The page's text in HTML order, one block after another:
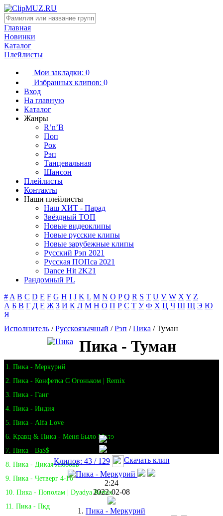
Главная
Новинки
Каталог
Плейлисты
Мои закладки: 0
Избранных клипов: 0
Вход
На главную
Каталог
Жанры
R’n’B
Поп
Рок
Рэп
Танцевальная
Шансон
Плейлисты
Контакты
Наши плейлисты
Наш ХИТ - Парад
Звёздный ТОП
Новые видеоклипы
Новые русские клипы
Новые зарубежные клипы
Русский Рэп 2021
Русская ПОПса 2021
Dance Hit 2K21
Рандомный PL
# A B C D E F G H I J K L M N O P Q R S T U V W X Y Z
А Б В Г Д Е Ж З И К Л М Н О П Р С Т У Ф Х Ц Ч Ш Щ Э Ю
Я
Исполнитель /Русскоязычный /Рэп /Пика / Туман
Пика - Туман
1. Пика - Меркурий
2. Пика - Конфетка С Огоньком | Remix
3. Пика - Ганг
4. Пика - Индия
5. Пика - Alfa Love
6. Кравц & Пика - Меня Было Мало
7. Пика - Ba$$
8. Пика - Дикая Любовь
9. Пика - Четверг 4-Го
10. Пика - Пополам | Dyadya Remix
11. Пика - Пкд
Клипов: 43 / 129 Скачать клип
2:24
2022-02-08
1. Пика - Меркурий